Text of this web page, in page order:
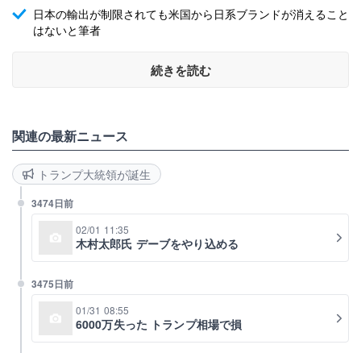
日本の輸出が制限されても米国から日系ブランドが消えること
はないと筆者
続きを読む
関連の最新ニュース
トランプ大統領が誕生
3474日前
02/01 11:35
木村太郎氏 デーブをやり込める
3475日前
01/31 08:55
6000万失った トランプ相場で損